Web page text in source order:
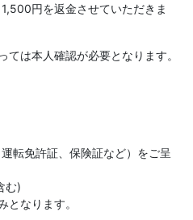
円を返金させていただきま
は本人確認が必要となります。
転免許証、保険証など）をご呈
む)
となります。